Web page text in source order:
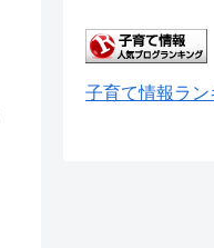
子育て情報ラン